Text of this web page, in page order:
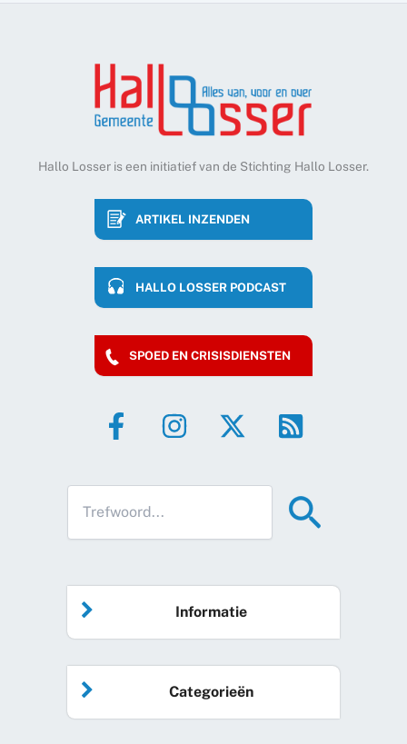
Hallo Losser is een initiatief van de Stichting Hallo Losser.
ARTIKEL INZENDEN
HALLO LOSSER PODCAST
SPOED EN CRISISDIENSTEN
Informatie
Home
Categorieën